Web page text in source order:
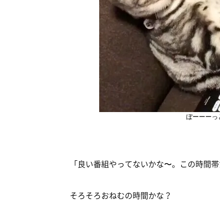
ぼーーー
「良い番組やってないかな〜。この時
そろそろおねむの時間かな？